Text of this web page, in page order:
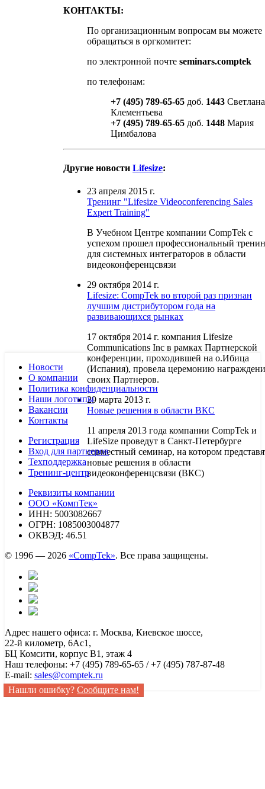
КОНТАКТЫ:
По организационным вопросам вы можете
обращаться в оргкомитет:
по электронной почте seminars.comptek
по телефонам:
+7 (495) 789-65-65 доб. 1443 Светлана
Клементьева
+7 (495) 789-65-65 доб. 1448 Мария
Цимбалова
Другие новости Lifesize:
23 апреля 2015 г.
Тренинг "Lifesize Videoconferencing Sales
Expert Training"
В Учебном Центре компании CompTek с
успехом прошел профессиональный
для системных интеграторов в области
видеоконференцсвязи
29 октября 2014 г.
Lifesize: CompTek во второй раз признан
лучшим дистрибутором года на
развивающихся рынках
17 октября 2014 г. компания Lifesize
Communications Inc в рамках Партнерской
конференции, проходившей на о.Ибица
(Испания), провела церемонию
своих Партнеров.
29 марта 2013 г.
Новые решения в области ВКС
11 апреля 2013 года компании CompTek и
LifeSize проведут в Санкт-Петербурге
совместный семинар, на котором
новые решения в области
видеоконференцсвязи (ВКС)
Новости
О компании
Политика конфиденциальности
Наши логотипы
Вакансии
Контакты
Регистрация
Вход для партнеров
Техподдержка
Тренинг-центр
Реквизиты компании
ООО «КомпТек»
ИНН: 5003082667
ОГРН: 1085003004877
ОКВЭД: 46.51
© 1996 — 2026 «CompTek». Все права защищены.
Адрес нашего офиса: г. Москва, Киевское шоссе,
22-й километр, 6Ас1,
БЦ Комсити, корпус B1, этаж 4
Наш телефоны: +7 (495) 789-65-65 / +7 (495) 787-87-48
E-mail: sales@comptek.ru
Нашли ошибку? Сообщите нам!